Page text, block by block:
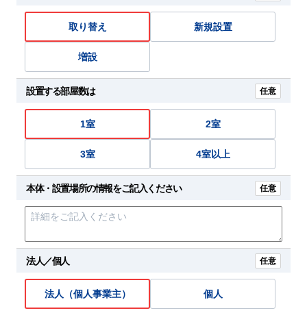
取り替え 新規設置
増設
設置する部屋数は 任意
1室 2室
3室 4室以上
本体・設置場所の情報をご記入ください 任意
法人／個人 任意
法人（個人事業主） 個人